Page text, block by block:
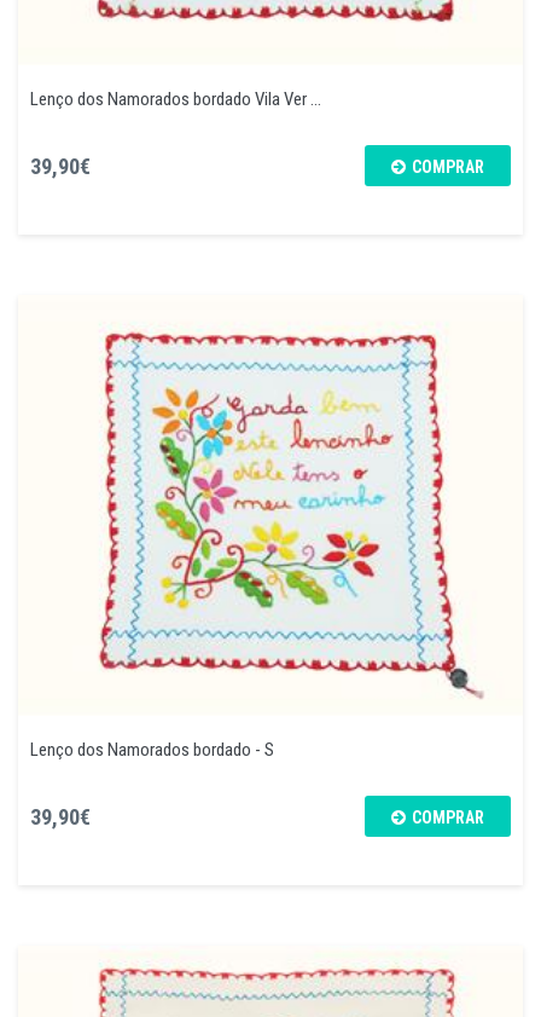
Lenço dos Namorados bordado Vila Ver ...
39,90€ COMPRAR
Lenço dos Namorados bordado - S
39,90€ COMPRAR